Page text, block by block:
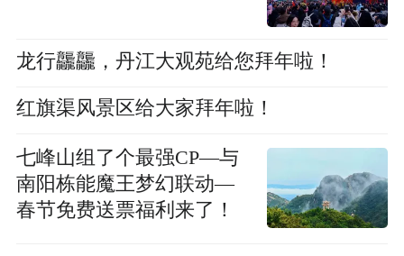
龙行龘龘，丹江大观苑给您拜年啦！
红旗渠风景区给大家拜年啦！
七峰山组了个最强CP—与
南阳栋能魔王梦幻联动—
春节免费送票福利来了！